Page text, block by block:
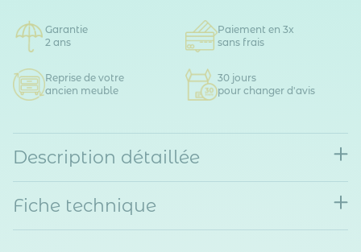
Garantie
2 ans
Paiement en 3x
sans frais
Reprise de votre
ancien meuble
30 jours
pour changer d'avis
Description détaillée
Fiche technique